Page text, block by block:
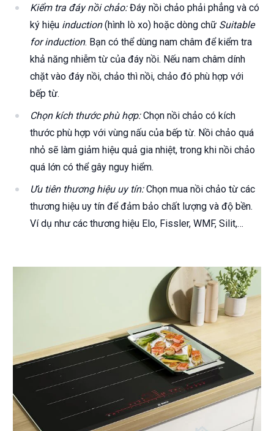
Kiểm tra đáy nồi chảo:Đáy nồi chảo phải phẳng và có
ký hiệu induction(hình lò xo) hoặc dòng chữ Suitable
for induction. Bạn có thể dùng nam châm để kiểm tra
khả năng nhiễm từ của đáy nồi. Nếu nam châm dính
chặt vào đáy nồi, chảo thì nồi, chảo đó phù hợp với
bếp từ.
Chọn kích thước phù hợp:Chọn nồi chảo có kích
thước phù hợp với vùng nấu của bếp từ. Nồi chảo quá
nhỏ sẽ làm giảm hiệu quả gia nhiệt, trong khi nồi chảo
quá lớn có thể gây nguy hiểm.
Ưu tiên thương hiệu uy tín:Chọn mua nồi chảo từ các
thương hiệu uy tín để đảm bảo chất lượng và độ bền.
Ví dụ như các thương hiệu Elo, Fissler, WMF, Silit,…